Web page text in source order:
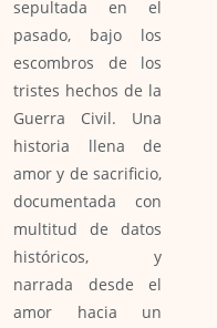
sepultada en el
pasado, bajo los
escombros de los
tristes hechos de la
Guerra Civil. Una
historia llena de
amor y de sacrificio,
documentada con
multitud de datos
históricos, y
narrada desde el
amor hacia un